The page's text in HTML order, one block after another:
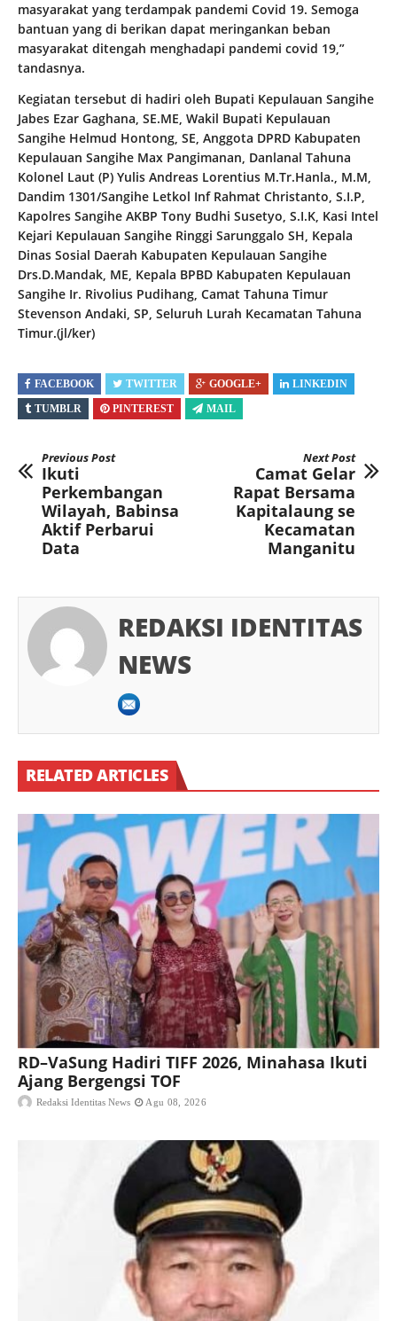
masyarakat yang terdampak pandemi Covid 19. Semoga
bantuan yang di berikan dapat meringankan beban
masyarakat ditengah menghadapi pandemi covid 19,”
tandasnya.
Kegiatan tersebut di hadiri oleh Bupati Kepulauan Sangihe
Jabes Ezar Gaghana, SE.ME, Wakil Bupati Kepulauan
Sangihe Helmud Hontong, SE, Anggota DPRD Kabupaten
Kepulauan Sangihe Max Pangimanan, Danlanal Tahuna
Kolonel Laut (P) Yulis Andreas Lorentius M.Tr.Hanla., M.M,
Dandim 1301/Sangihe Letkol Inf Rahmat Christanto, S.I.P,
Kapolres Sangihe AKBP Tony Budhi Susetyo, S.I.K, Kasi Intel
Kejari Kepulauan Sangihe Ringgi Sarunggalo SH, Kepala
Dinas Sosial Daerah Kabupaten Kepulauan Sangihe
Drs.D.Mandak, ME, Kepala BPBD Kabupaten Kepulauan
Sangihe Ir. Rivolius Pudihang, Camat Tahuna Timur
Stevenson Andaki, SP, Seluruh Lurah Kecamatan Tahuna
Timur.(jl/ker)
FACEBOOK TWITTER GOOGLE+
LINKEDIN
TUMBLR
PINTEREST MAIL
Previous Post
Ikuti
Perkembangan
Wilayah, Babinsa
Aktif Perbarui
Data
Next Post
Camat Gelar
Rapat Bersama
Kapitalaung se
Kecamatan
Manganitu
REDAKSI IDENTITAS
NEWS
RELATED ARTICLES
RD–VaSung Hadiri TIFF 2026, Minahasa Ikuti
Ajang Bergengsi TOF
Redaksi Identitas News Agu 08, 2026